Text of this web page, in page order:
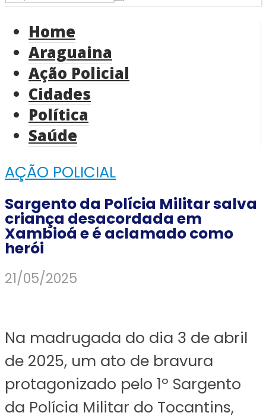
Home
Araguaina
Ação Policial
Cidades
Política
Saúde
AÇÃO POLICIAL
Sargento da Polícia Militar salva
criança desacordada em
Xambioá e é aclamado como
herói
21/05/2025
Na madrugada do dia 3 de abril
de 2025, um ato de bravura
protagonizado pelo 1º Sargento
da Polícia Militar do Tocantins,